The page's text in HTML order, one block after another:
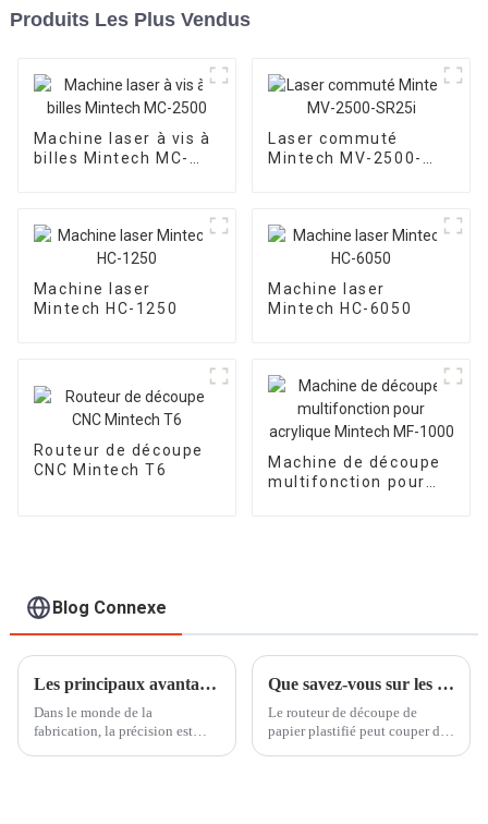
Produits Les Plus Vendus
Machine laser à vis à
billes Mintech MC-
Laser commuté
Mintech MV-2500-
Machine laser
Mintech HC-1250
Machine laser
Mintech HC-6050
Routeur de découpe
CNC Mintech T6
Machine de découpe
multifonction pour
Blog Connexe
Les principaux avantages des machines de découpe laser acrylique de haute précision et leur importance pour la production de l'entreprise
Dans le monde de la
fabrication, la précision est
Que savez-vous sur les routeurs de découpe de papier plastifié ?
Le routeur de découpe de
papier plastifié peut couper du